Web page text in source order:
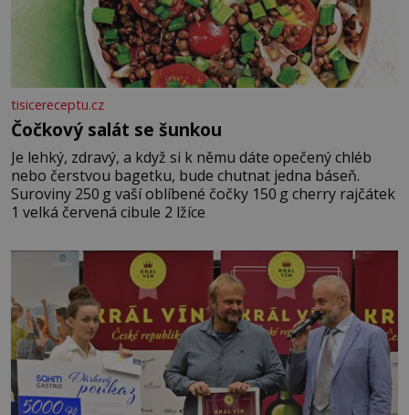
tisicereceptu.cz
Čočkový salát se šunkou
Je lehký, zdravý, a když si k němu dáte opečený chléb
nebo čerstvou bagetku, bude chutnat jedna báseň.
Suroviny 250 g vaší oblíbené čočky 150 g cherry rajčátek
1 velká červená cibule 2 lžíce